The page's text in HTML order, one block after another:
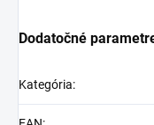
Dodatočné
Kategória: